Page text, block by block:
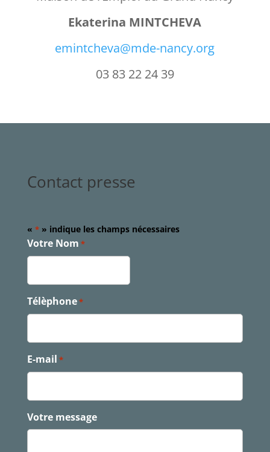
Ekaterina MINTCHEVA
emintcheva@mde-nancy.org
03 83 22 24 39
Contact presse
« *» indique les champs nécessaires
Votre Nom *
Télèphone*
E-mail *
Votre message